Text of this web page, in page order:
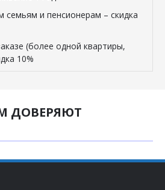
семьям и пенсионерам – скидка
(более одной квартиры,
10%
ДОВЕРЯЮТ